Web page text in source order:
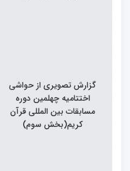
گزارش تصویری از حواشی
اختتامیه چهلمین دوره
مسابقات بین المللی قرآن
کریم(بخش سوم)